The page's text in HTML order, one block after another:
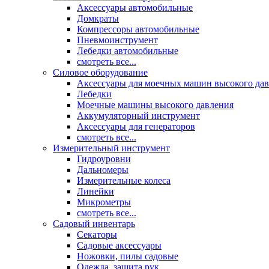
Аксессуары автомобильные
Домкраты
Компрессоры автомобильные
Пневмоинструмент
Лебедки автомобильные
смотреть все...
Силовое оборудование
Аксессуары для моечных машин высокого
Лебедки
Моечные машины высокого давления
Аккумуляторный инструмент
Аксессуары для генераторов
смотреть все...
Измерительный инструмент
Гидроуровни
Дальномеры
Измерительные колеса
Линейки
Микрометры
смотреть все...
Садовый инвентарь
Секаторы
Садовые аксессуары
Ножовки, пилы садовые
Одежда, защита рук